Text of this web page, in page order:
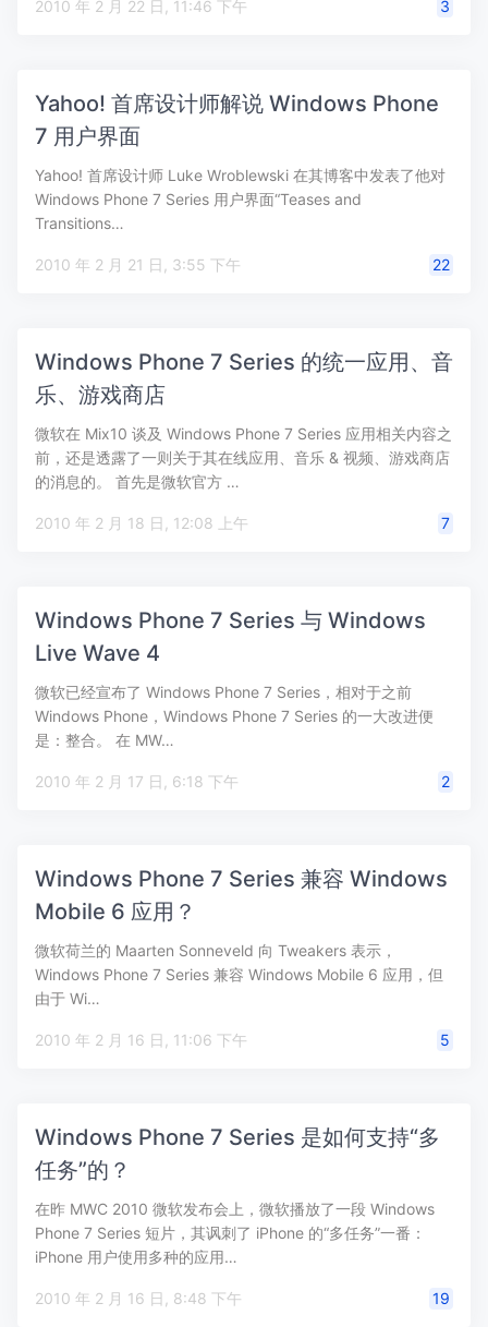
2010 年 2 月 22 日, 11:46 下午 3
Yahoo! 首席设计师解说 Windows Phone
7 用户界面
Yahoo! 首席设计师 Luke Wroblewski 在其博客中发表了他对
Windows Phone 7 Series 用户界面“Teases and
Transitions…
2010 年 2 月 21 日, 3:55 下午 22
Windows Phone 7 Series 的统一应用、音
乐、游戏商店
微软在 Mix10 谈及 Windows Phone 7 Series 应用相关内容之
前，还是透露了一则关于其在线应用、音乐 & 视频、游戏商店
的消息的。 首先是微软官方 …
2010 年 2 月 18 日, 12:08 上午 7
Windows Phone 7 Series 与 Windows
Live Wave 4
微软已经宣布了 Windows Phone 7 Series，相对于之前
Windows Phone，Windows Phone 7 Series 的一大改进便
是：整合。 在 MW…
2010 年 2 月 17 日, 6:18 下午 2
Windows Phone 7 Series 兼容 Windows
Mobile 6 应用？
微软荷兰的 Maarten Sonneveld 向 Tweakers 表示，
Windows Phone 7 Series 兼容 Windows Mobile 6 应用，但
由于 Wi…
2010 年 2 月 16 日, 11:06 下午 5
Windows Phone 7 Series 是如何支持“多
任务”的？
在昨 MWC 2010 微软发布会上，微软播放了一段 Windows
Phone 7 Series 短片，其讽刺了 iPhone 的“多任务”一番：
iPhone 用户使用多种的应用…
2010 年 2 月 16 日, 8:48 下午 19